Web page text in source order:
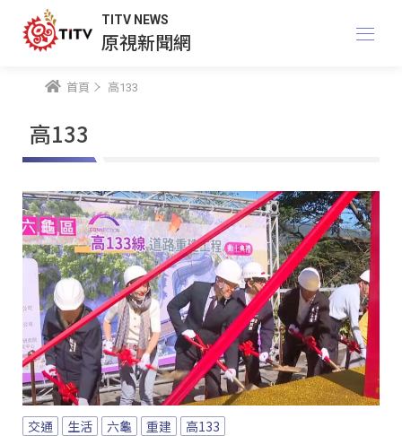
TITV NEWS
原視新聞網
首頁 高133
高133
交通 生活 六龜 重建 高133